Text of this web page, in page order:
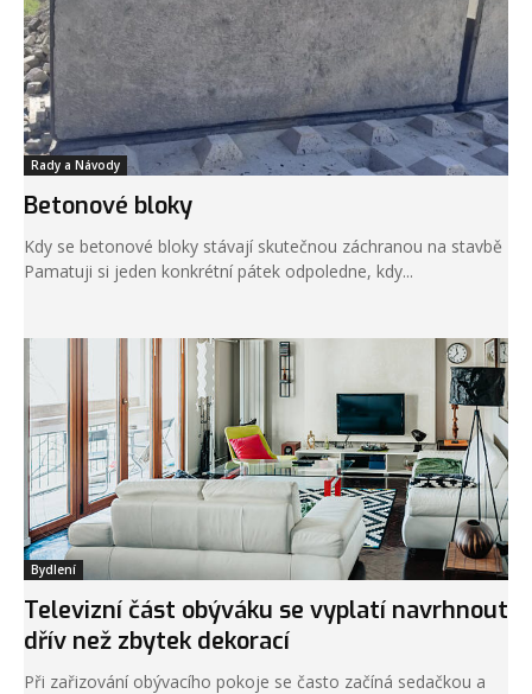
Rady a Návody
Betonové bloky
Kdy se betonové bloky stávají skutečnou záchranou na stavbě
Pamatuji si jeden konkrétní pátek odpoledne, kdy...
Bydlení
Televizní část obýváku se vyplatí navrhnout
dřív než zbytek dekorací
Při zařizování obývacího pokoje se často začíná sedačkou a